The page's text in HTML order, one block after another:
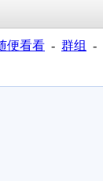
便看看 - 群组 -